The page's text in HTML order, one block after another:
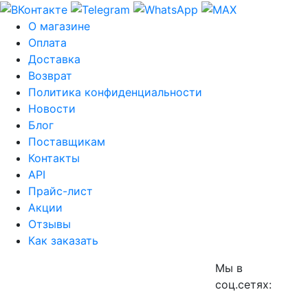
О магазине
Оплата
Доставка
Возврат
Политика конфиденциальности
Новости
Блог
Поставщикам
Контакты
API
Прайс-лист
Акции
Отзывы
Как заказать
Мы в
соц.сетях: